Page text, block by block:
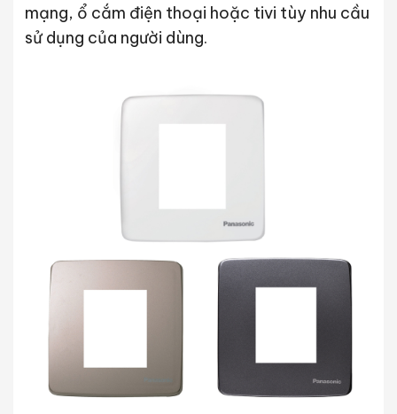
mạng, ổ cắm điện thoại hoặc tivi tùy nhu cầu
sử dụng của người dùng.